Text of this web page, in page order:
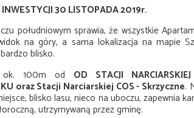
30 LISTOPADA 2019r.
południowym sprawia, że wszystkie
na góry, a sama lokalizacja na mapie
blisko.
ok. 100m od OD STACJI
oraz Stacji Narciarskiej COS - Skrzyczne.
blisko lasu, nieco na uboczu, zapewnia
utrzymywaną przez gminę.